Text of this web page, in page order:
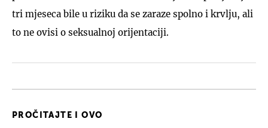
tri mjeseca bile u riziku da se zaraze spolno i krvlju, ali
to ne ovisi o seksualnoj orijentaciji.
PROČITAJTE I OVO